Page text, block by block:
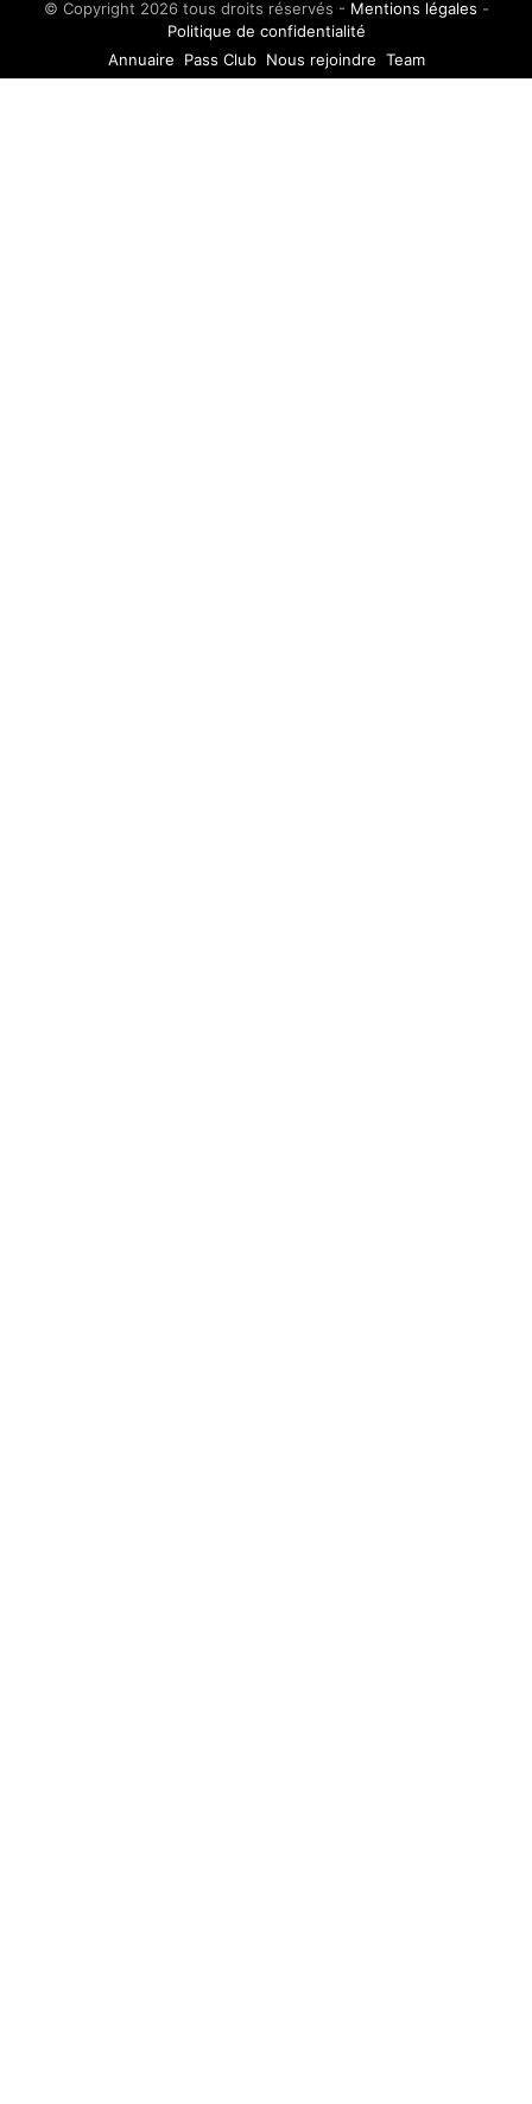
© Copyright 2026 tous droits réservés - Mentions légales -
Politique de confidentialité
Annuaire
Pass Club Nous rejoindre Team